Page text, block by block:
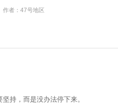
作者：47号地区
持，而是没办法停下来。